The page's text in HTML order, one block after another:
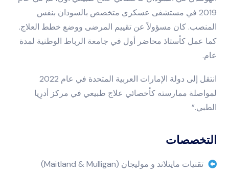
2019 في مستشفى عسكري متخصص بالسودان بنفس
المنصب. كان مسؤولاً عن تقييم المرضى ووضع خطط العلاج.
كما عمل كأستاذ محاضر أول في جامعة الرباط الوطنية لمدة
عام.
انتقل إلى دولة الإمارات العربية المتحدة في عام 2022
لمواصلة ممارسته كأخصائي علاج طبيعي في مركز أدرِيا
الطبي.”
التخصصات
تقنيات مايتلاند و موليجان (Maitland & Mulligan)